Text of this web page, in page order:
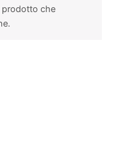
prodotto che